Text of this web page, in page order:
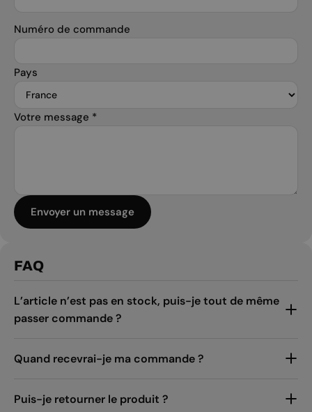
Numéro de commande
Pays
Votre message *
Envoyer un message
FAQ
L’article n’est pas en stock, puis-je tout de même
passer commande ?
Quand recevrai-je ma commande ?
Puis-je retourner le produit ?